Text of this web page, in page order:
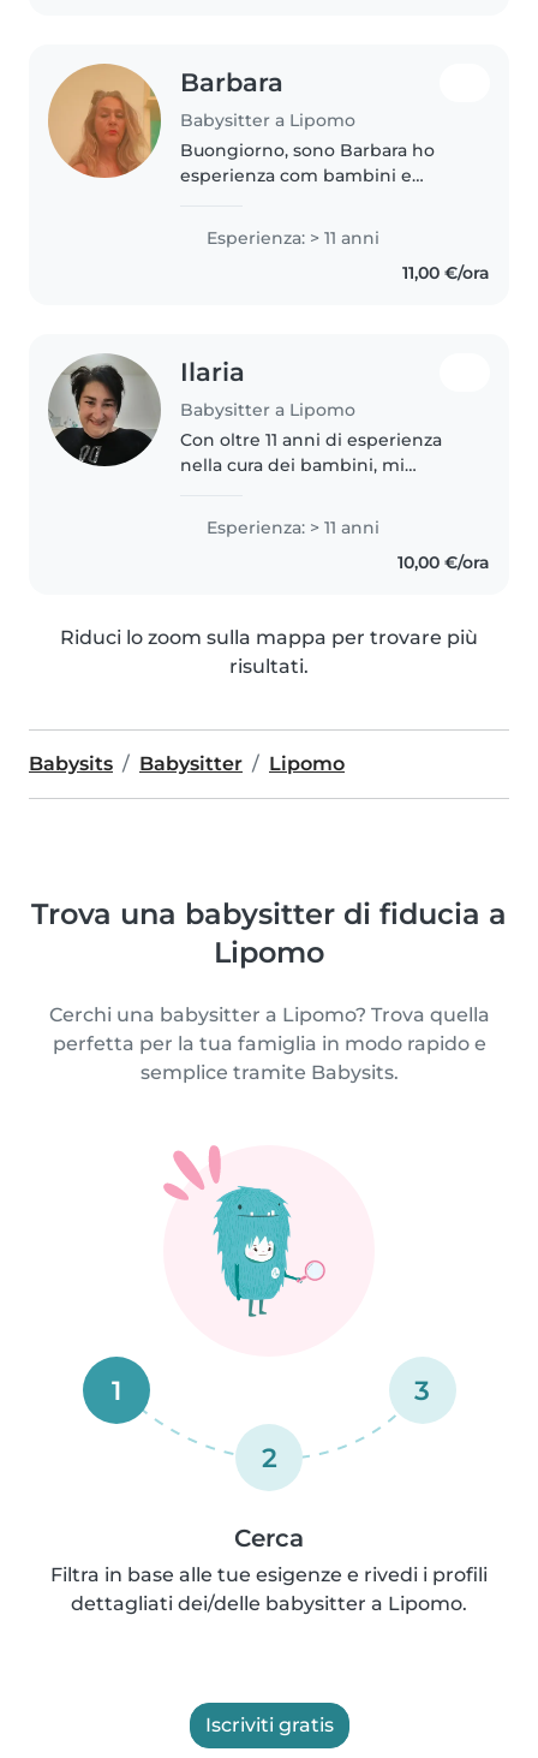
Barbara
Babysitter a Lipomo
Buongiorno, sono Barbara ho
esperienza com bambini e
Sono entusiasta di lavorare con I
bambini, ho il diploma
magistrale e un master in
Esperienza: > 11 anni
11,00 €/ora
Ilaria
Babysitter a Lipomo
Con oltre 11 anni di esperienza
nella cura dei bambini, mi
di bambini di tutte le età, dai
neonati agli scolari. Mi piace
Esperienza: > 11 anni
10,00 €/ora
Riduci lo zoom sulla mappa per trovare più
risultati.
Babysits Babysitter Lipomo
Trova una babysitter di fiducia a
Lipomo
Cerchi una babysitter a Lipomo? Trova quella
perfetta per la tua famiglia in modo rapido e
semplice tramite Babysits.
1
2
3
Cerca
Filtra in base alle tue esigenze e rivedi i profili
dettagliati dei/delle babysitter a Lipomo.
Iscriviti gratis